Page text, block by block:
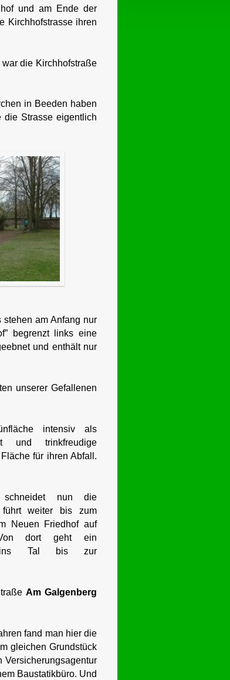
und am Ende der
Kirchhofstrasse ihren
war die Kirchhofstraße
in Beeden haben
die Strasse eigentlich
stehen am Anfang nur
begrenzt links eine
und enthält nur
unserer Gefallenen
intensiv als
und trinkfreudige
für ihren Abfall.
schneidet nun die
weiter bis zum
Neuen Friedhof auf
dort geht ein
ins Tal bis zur
Am Galgenberg
fand man hier die
gleichen Grundstück
Versicherungsagentur
Baustatikbüro. Und